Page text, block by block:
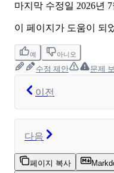
마지막 수정일 2026년
이 페이지가 도움이 되
예 아니오
수정 제안 문제
이전
다음
페이지 복사